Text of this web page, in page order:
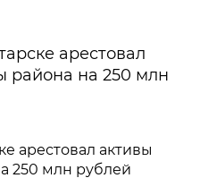
арестовал активы
250 млн рублей